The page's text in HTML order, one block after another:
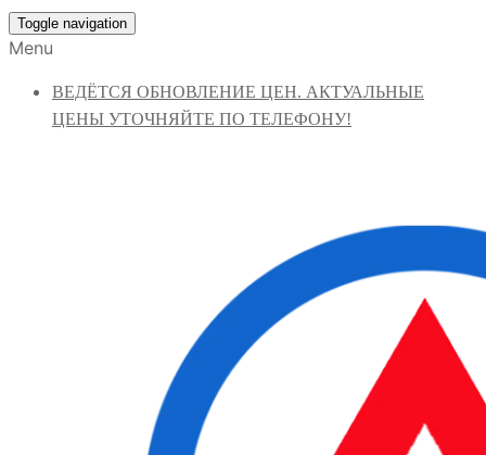
Toggle navigation
Menu
ВЕДЁТСЯ ОБНОВЛЕНИЕ ЦЕН. АКТУАЛЬНЫЕ
ЦЕНЫ УТОЧНЯЙТЕ ПО ТЕЛЕФОНУ!